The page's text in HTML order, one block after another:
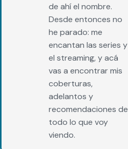
de ahí el nombre.
Desde entonces no
he parado: me
encantan las series y
el streaming, y acá
vas a encontrar mis
coberturas,
adelantos y
recomendaciones de
todo lo que voy
viendo.